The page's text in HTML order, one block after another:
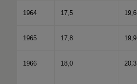
1964 17,5 19,6
1965 17,8 19,9
1966 18,0 20,3